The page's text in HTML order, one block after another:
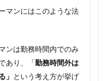
マンにはこのような法
ンは勤務時間内でのみ
あり、「勤務時間外は
」
という考え方が挙げ